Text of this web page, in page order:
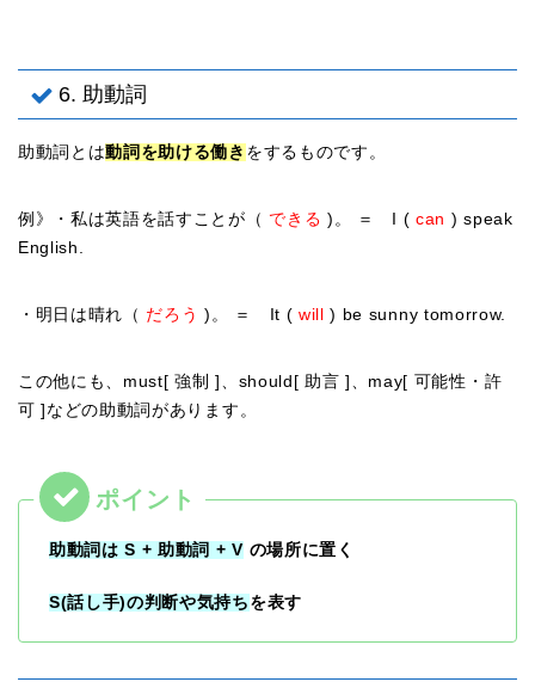
6. 助動詞
助動詞とは動詞を助ける働き をするものです。
例》・私は英語を話すことが（ できる ) 。 ＝ I (can ) speak
English.
・明日は晴れ（ だろう )。 ＝ It ( will ) be sunny tomorrow.
この他にも、must[ 強制 ]、should[ 助言 ]、may[ 可能性・許
可 ]などの助動詞があります。
助動詞は S + 助動詞 + V の場所に置く
S(話し手)の判断や気持ち を表す